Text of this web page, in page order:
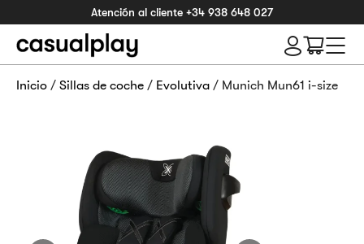
Atención al cliente +34 938 648 027
Inicio / Sillas de coche / Evolutiva / Munich Mun61 i-size